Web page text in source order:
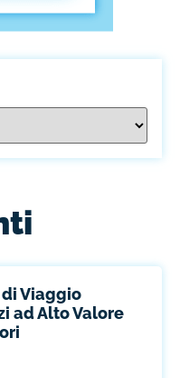
Viaggio
ad Alto Valore